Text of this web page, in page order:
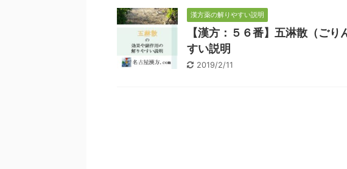
漢方薬の解りやすい説明
【漢方：５６番】五淋散（ご
すい説明
2019/2/11